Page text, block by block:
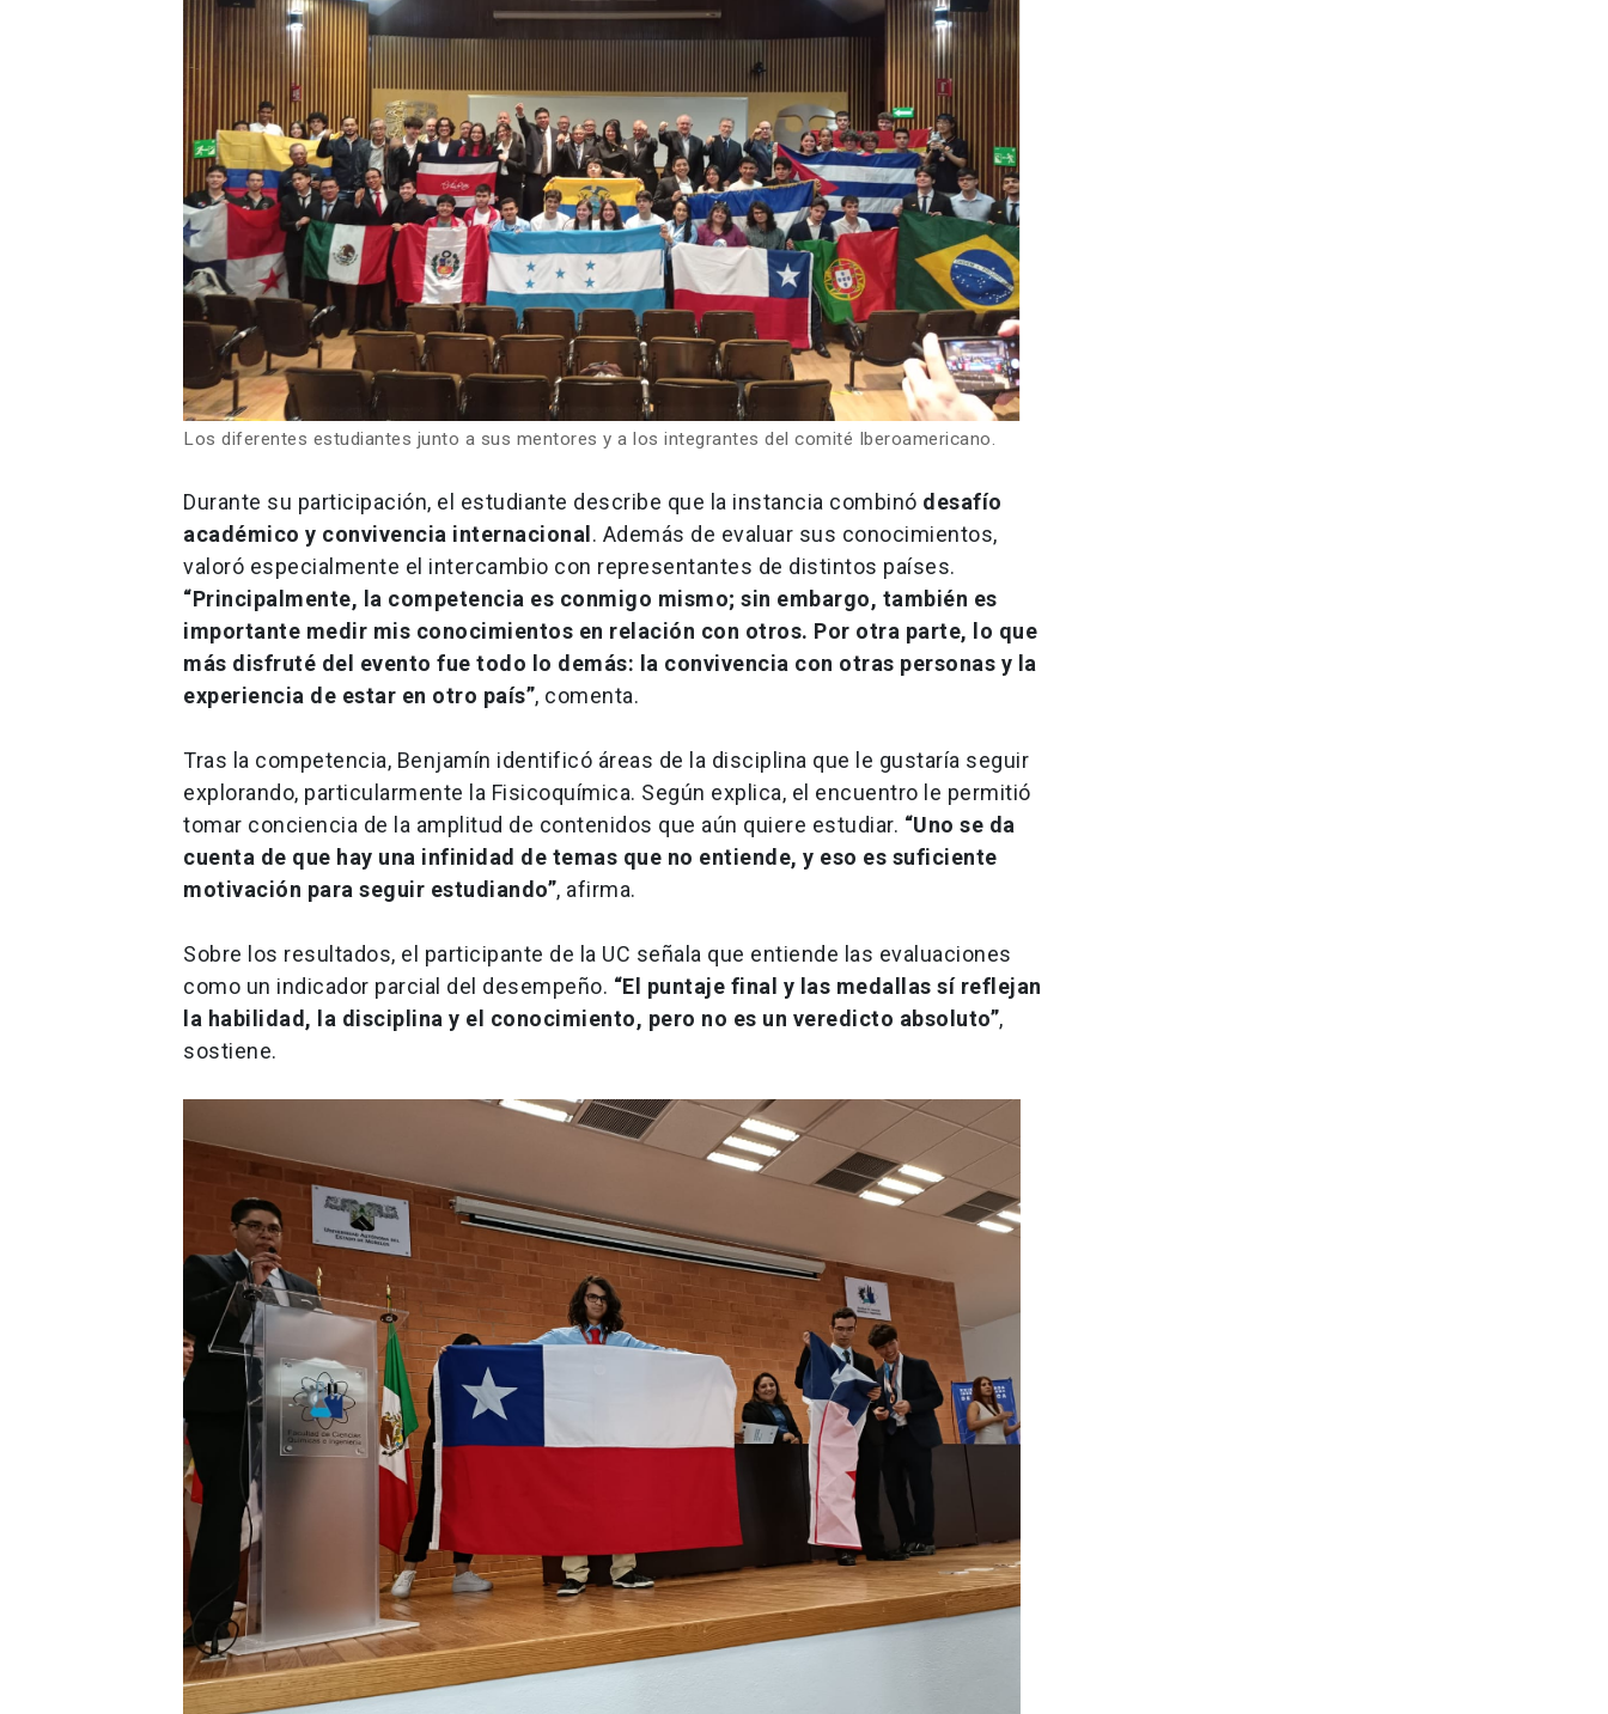
Los diferentes estudiantes junto a sus mentores y a los integrantes del comité Iberoamericano.
Durante su participación, el estudiante describe que la instancia combinó desafío
académico y convivencia internacional . Además de evaluar sus conocimientos,
valoró especialmente el intercambio con representantes de distintos países.
“Principalmente, la competencia es conmigo mismo; sin embargo, también es
importante medir mis conocimientos en relación con otros. Por otra parte, lo que
más disfruté del evento fue todo lo demás: la convivencia con otras personas y la
experiencia de estar en otro país”, comenta.
Tras la competencia, Benjamín identificó áreas de la disciplina que le gustaría seguir
explorando, particularmente la Fisicoquímica. Según explica, el encuentro le permitió
tomar conciencia de la amplitud de contenidos que aún quiere estudiar. “Uno se da
cuenta de que hay una infinidad de temas que no entiende, y eso es suficiente
motivación para seguir estudiando”, afirma.
Sobre los resultados, el participante de la UC señala que entiende las evaluaciones
como un indicador parcial del desempeño. “El puntaje final y las medallas sí reflejan
la habilidad, la disciplina y el conocimiento, pero no es un veredicto absoluto”,
sostiene.